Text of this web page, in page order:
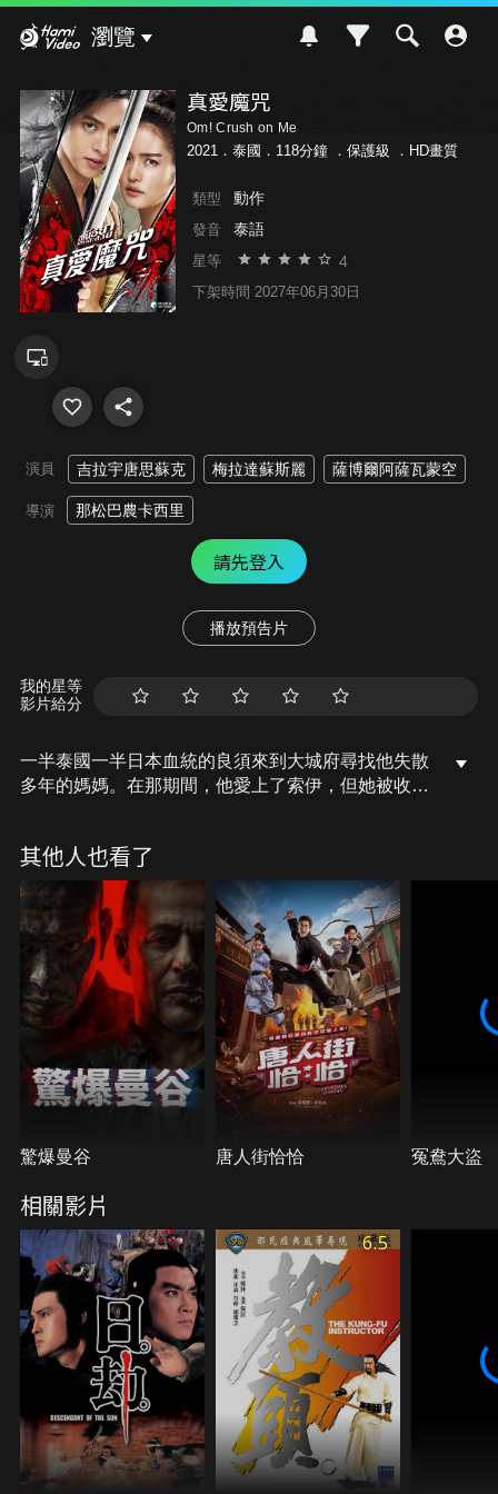
瀏覽
真愛魔咒
Om! Crush on Me
2021．泰國．118分鐘 ． 保護級 ．HD畫質
類型 動作
發音 泰語
星等 4
下架時間 2027年06月30日
演員 吉拉宇唐思蘇克 梅拉達蘇斯麗 薩博爾阿薩瓦蒙空
導演 那松巴農卡西里
請先登入
播放預告片
我的星等
影片給分
一半泰國一半日本血統的良須來到大城府尋找他失散
多年的媽媽。在那期間，他愛上了索伊，但她被收買
制。
其他人也看了
驚爆曼谷 唐人街恰恰 冤鴦大盜
相關影片
6.5